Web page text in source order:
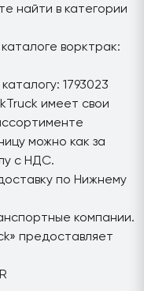
найти в категории
ворктрак:
1793023
имеет свои
можно как за
с НДС.
по Нижнему
компании.
предоставляет